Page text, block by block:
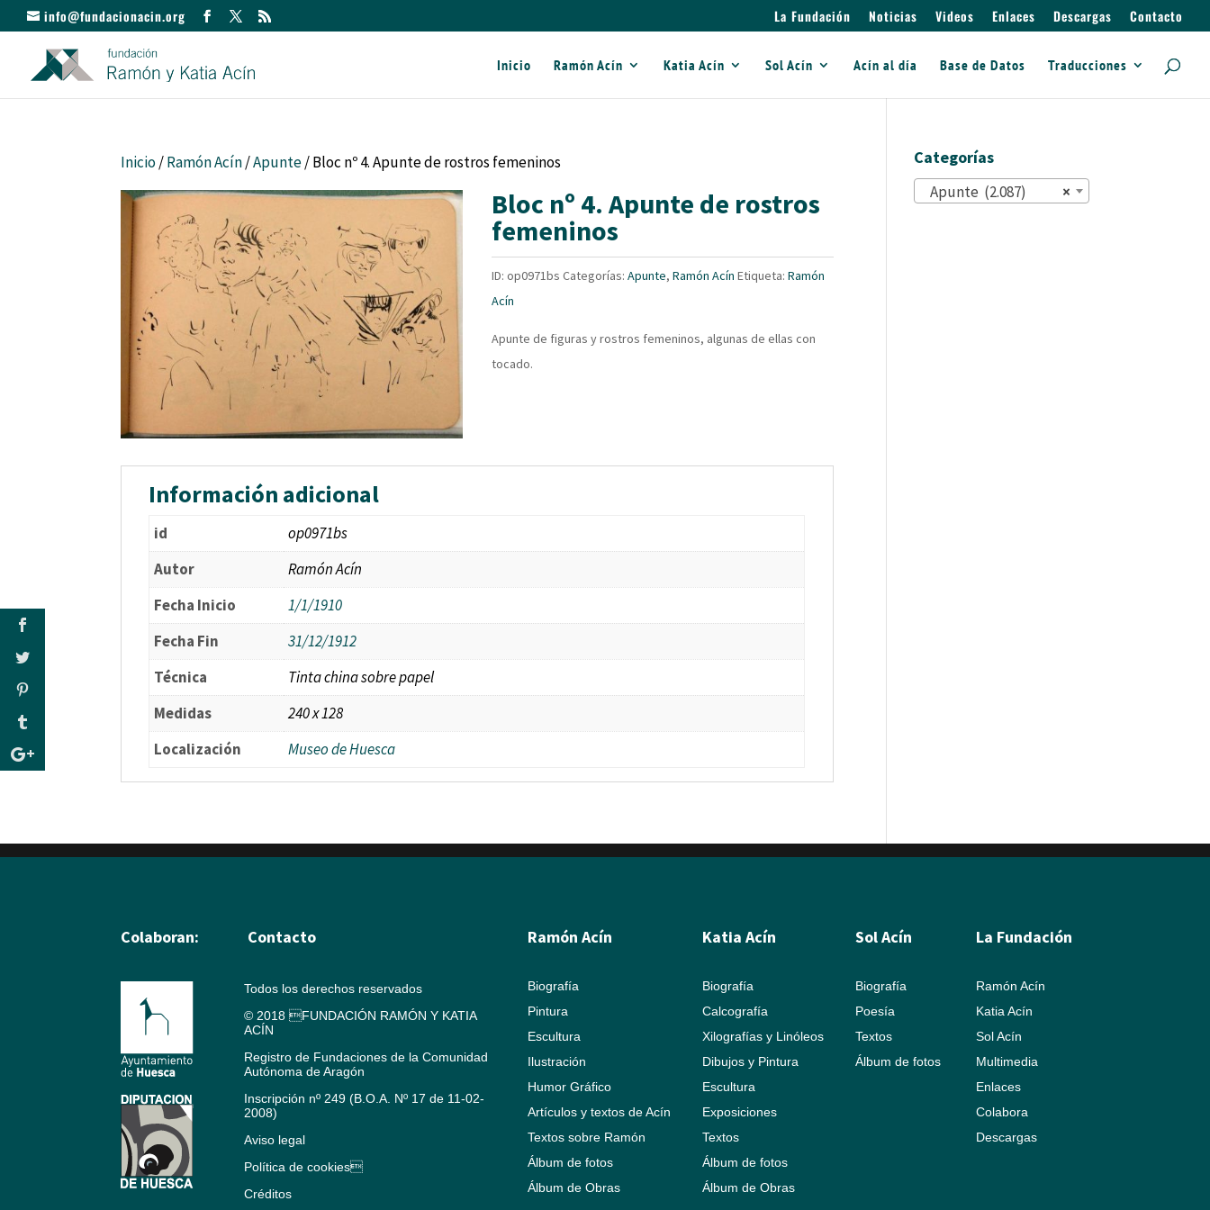
info@fundacionacin.org La Fundación Noticias Videos Enlaces Descargas Contacto
Inicio Ramón Acín Katia Acín Sol Acín Acín al día Base de Datos Traducciones
Inicio/Ramón Acín/Apunte/ Bloc nº 4. Apunte de rostros femeninos
Bloc nº 4. Apunte de rostros
femeninos
ID:op0971bs Categorías:Apunte,Ramón Acín Etiqueta:Ramón
Acín
Apunte de figuras y rostros femeninos, algunas de ellas con
tocado.
Información adicional
id
op0971bs
Autor
Ramón Acín
Fecha Inicio
1/1/1910
Fecha Fin
31/12/1912
Técnica
Tinta china sobre papel
Medidas
240 x 128
Localización
Museo de Huesca
Categorías
×
Apunte (2.087)
Colaboran: Contacto
Todos los derechos reservados
© 2018 FUNDACIÓN RAMÓN Y KATIA
ACÍN
Registro de Fundaciones de la Comunidad
Autónoma de Aragón
Inscripción nº 249 (B.O.A. Nº 17 de 11-02-
2008)
Aviso legal
Política de cookies
Créditos
Ramón Acín
Biografía
Pintura
Escultura
Ilustración
Humor Gráfico
Artículos y textos de Acín
Textos sobre Ramón
Álbum de fotos
Álbum de Obras
Katia Acín
Biografía
Calcografía
Xilografías y Linóleos
Dibujos y Pintura
Escultura
Exposiciones
Textos
Álbum de fotos
Álbum de Obras
Sol Acín
Biografía
Poesía
Textos
Álbum de fotos
La Fundación
Ramón Acín
Katia Acín
Sol Acín
Multimedia
Enlaces
Colabora
Descargas